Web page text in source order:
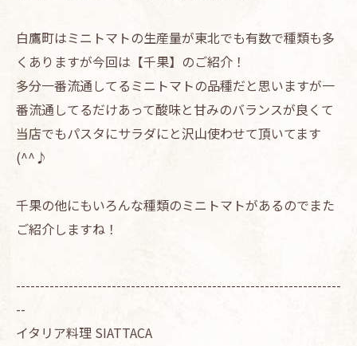
白鷹町はミニトマトの生産量が東北でも有数で種類も多
くありますが今回は【千果】のご紹介！
多分一番流通してるミニトマトの品種だと思いますが一
番流通してるだけあって酸味と甘みのバランスが良くて
当店でもパスタにサラダにと沢山使わせて頂いてます
(^^♪
千果の他にもいろんな種類のミニトマトがあるのでまた
ご紹介しますね！
--------------------------------------------------------------------
--
イタリア料理 SIATTACA